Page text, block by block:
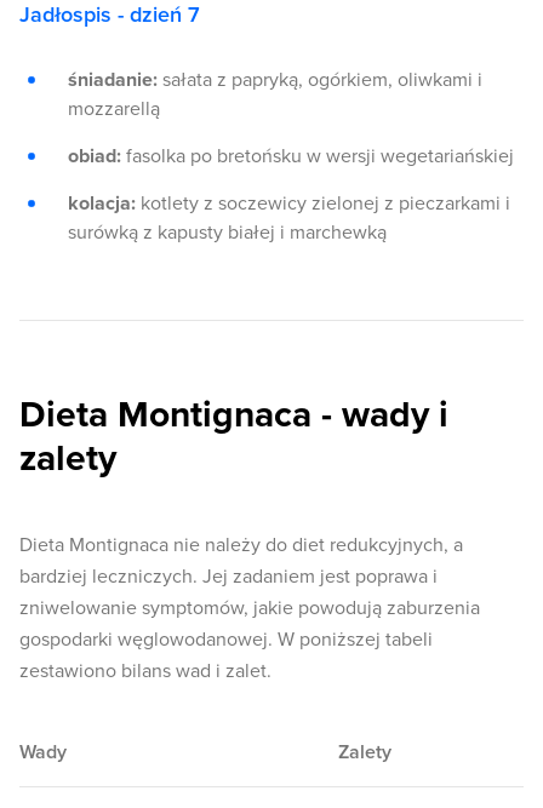
Jadłospis - dzień 7
śniadanie: sałata z papryką, ogórkiem, oliwkami i
mozzarellą
obiad: fasolka po bretońsku w wersji wegetariańskiej
kolacja: kotlety z soczewicy zielonej z pieczarkami i
surówką z kapusty białej i marchewką
Dieta Montignaca - wady i
zalety
Dieta Montignaca nie należy do diet redukcyjnych, a
bardziej leczniczych. Jej zadaniem jest poprawa i
zniwelowanie symptomów, jakie powodują zaburzenia
gospodarki węglowodanowej. W poniższej tabeli
zestawiono bilans wad i zalet.
Wady Zalety